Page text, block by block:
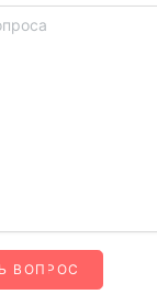
ВОПРОС